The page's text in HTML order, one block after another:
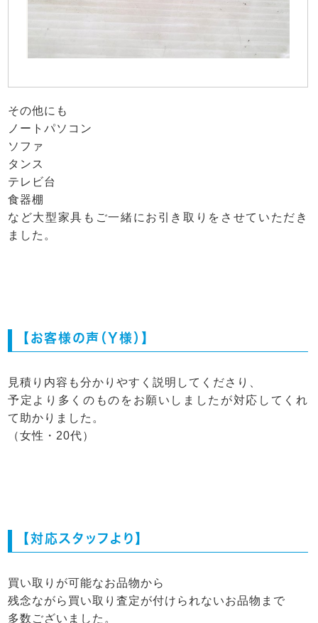
その他にも
ノートパソコン
ソファ
タンス
テレビ台
食器棚
など大型家具もご一緒にお引き取りをさせていただき
ました。
【お客様の声（Y様）】
見積り内容も分かりやすく説明してくださり、
予定より多くのものをお願いしましたが対応してくれ
て助かりました。
（女性・20代）
【対応スタッフより】
買い取りが可能なお品物から
残念ながら買い取り査定が付けられないお品物まで
多数ございました。